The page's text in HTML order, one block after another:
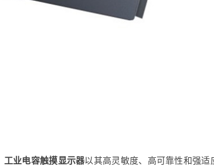
工业电容触摸显示器以其高灵敏度、高可靠性和强适